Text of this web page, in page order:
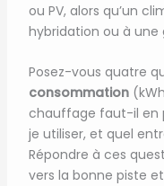
ou PV, alors qu’un
hybridation ou à une
Posez-vous quatre
consommation
chauffage faut-il en
je utiliser, et quel
Répondre à ces
vers la bonne piste